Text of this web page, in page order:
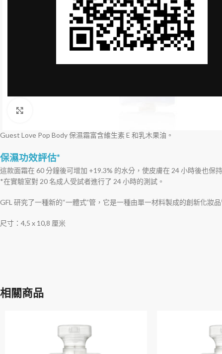
Guest Love Pop Body 保濕霜富含維生素 E 和乳木果油。
保濕功效評估*
這款面霜在 60 分鐘後可增加 +19.3% 的水分，使皮膚在 24 小時後也保持
*在實驗室對 20 名成人受試者進行了 24 小時的測試。
GFL 研究了一種新的“一體式”管，它是一種由單一材料製成的創新化妝
尺寸：4,5 x 10,8 厘米
相關商品